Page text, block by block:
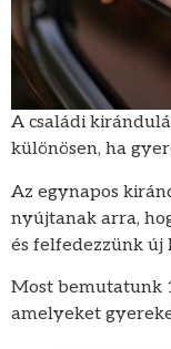
A családi
különösen, ha
Az egynapos
nyújtanak arra,
és felfedezzünk új
Most bemutatunk
amelyeket